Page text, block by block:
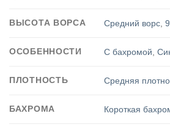
ВЫСОТА ВОРСА Средний ворс ,
ОСОБЕННОСТИ С бахромой ,
ПЛОТНОСТЬ Средняя
БАХРОМА Короткая